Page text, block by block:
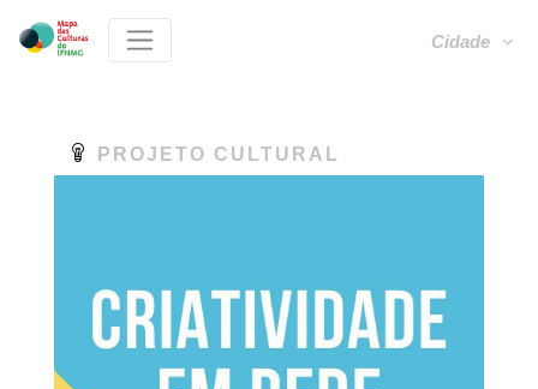
Cidade
PROJETO CULTURAL